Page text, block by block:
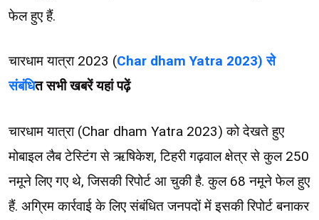
फेल हुए हैं.
चारधाम यात्रा 2023 (Char dham Yatra 2023) से
संबंधित सभी खबरें यहां पढ़ें
चारधाम यात्रा (Char dham Yatra 2023) को देखते हुए
मोबाइल लैब टेस्टिंग से ऋषिकेश, टिहरी गढ़वाल क्षेत्र से कुल 250
नमूने लिए गए थे, जिसकी रिपोर्ट आ चुकी है. कुल 68 नमूने फेल हुए
हैं. अग्रिम कार्रवाई के लिए संबंधित जनपदों में इसकी रिपोर्ट बनाकर